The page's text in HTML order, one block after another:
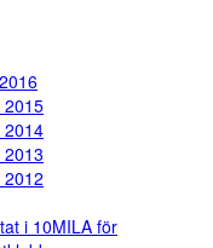
2015
2014
2013
2012
i 10MILA för